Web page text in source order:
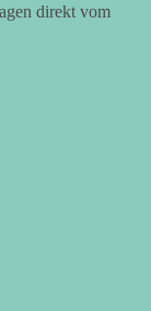
ansehen
sollen im
direkt vom